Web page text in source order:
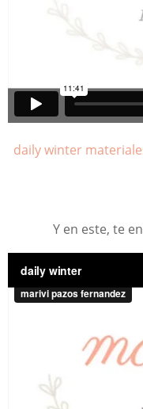
daily winter
Y en este, te